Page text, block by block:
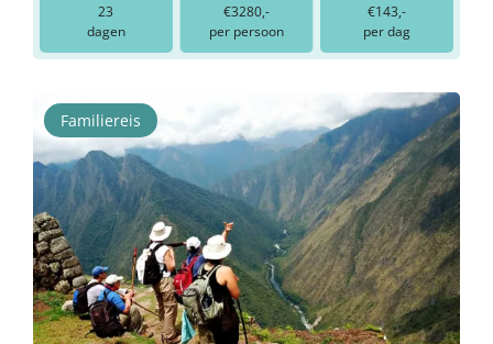
23
dagen
€3280,-
per persoon
€143,-
per dag
Familiereis